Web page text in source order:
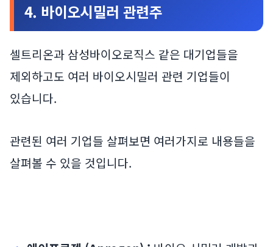
4. 바이오시밀러 관련주
셀트리온과 삼성바이오로직스 같은 대기업들을
제외하고도 여러 바이오시밀러 관련 기업들이
있습니다.
관련된 여러 기업들 살펴보면 여러가지로 내용들을
살펴볼 수 있을 것입니다.